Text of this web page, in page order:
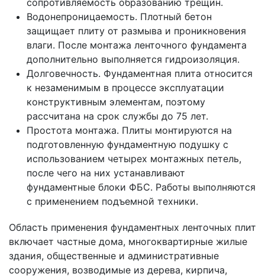
сопротивляемость образованию трещин.
Водонепроницаемость. Плотный бетон
защищает плиту от размыва и проникновения
влаги. После монтажа ленточного фундамента
дополнительно выполняется гидроизоляция.
Долговечность. Фундаментная плита относится
к незаменимым в процессе эксплуатации
конструктивным элементам, поэтому
рассчитана на срок службы до 75 лет.
Простота монтажа. Плиты монтируются на
подготовленную фундаментную подушку с
использованием четырех монтажных петель,
после чего на них устанавливают
фундаментные блоки ФБС. Работы выполняются
с применением подъемной техники.
Область применения фундаментных ленточных плит
включает частные дома, многоквартирные жилые
здания, общественные и административные
сооружения, возводимые из дерева, кирпича,